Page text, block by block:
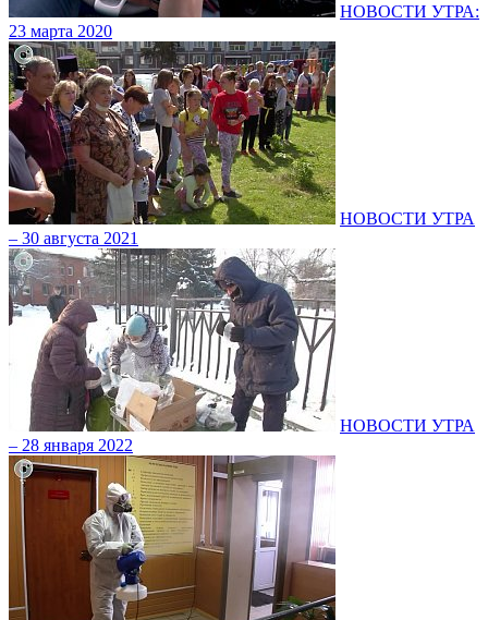
НОВОСТИ УТРА:
23 марта 2020
НОВОСТИ УТРА
– 30 августа 2021
НОВОСТИ УТРА
– 28 января 2022